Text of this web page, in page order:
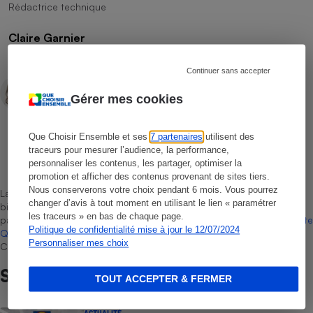
Gérer mes cookies
Que Choisir Ensemble et ses7 partenaires utilisent des
traceurs pour mesurer l’audience, la performance,
personnaliser les contenus, les partager, optimiser la
promotion et afficher des contenus provenant de sites tiers.
Nous conserverons votre choix pendant 6 mois. Vous pourrez
changer d’avis à tout moment en utilisant le lien « paramétrer
les traceurs » en bas de chaque page.
Politique de confidentialité mise à jour le 12/07/2024
Personnaliser mes choix
Continuer sans accepter
TOUT ACCEPTER & FERMER
Rédactrice technique
Claire Garnier
Rédactrice technique
Léa Girard
Rédactrice technique
La sélection de produits ou services est représentative du marché,
bien que non-exhaustive. À l’exception des autorisations données
par Bureau Veritas Certification conformément aux règles de
La Note
Que Choisir, il n’existe aucune relation contractuelle entre Que
Choisir Ensemble et les professionnels référencés.
Sur le même sujet